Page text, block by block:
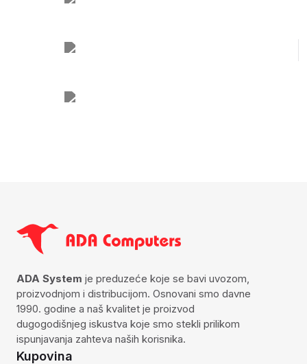
ADA System je preduzeće koje se bavi uvozom,
proizvodnjom i distribucijom. Osnovani smo davne
1990. godine a naš kvalitet je proizvod
dugogodišnjeg iskustva koje smo stekli prilikom
ispunjavanja zahteva naših korisnika.
Kupovina